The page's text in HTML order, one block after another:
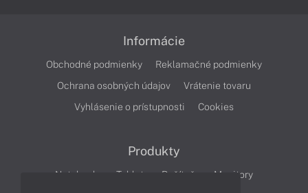
Informácie
Obchodné podmienky
Reklamačné podmienky
Ochrana osobných údajov
Vrátenie tovaru
Vyhlásenie o prístupnosti
Cookies
Produkty
Notebooky Tablety Počítače Monitory